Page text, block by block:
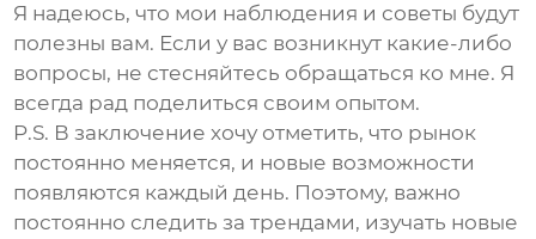
Я надеюсь, что мои наблюдения и советы будут
полезны вам. Если у вас возникнут какие-либо
вопросы, не стесняйтесь обращаться ко мне. Я
всегда рад поделиться своим опытом.
P.S. В заключение хочу отметить, что рынок
постоянно меняется, и новые возможности
появляются каждый день. Поэтому, важно
постоянно следить за трендами, изучать новые